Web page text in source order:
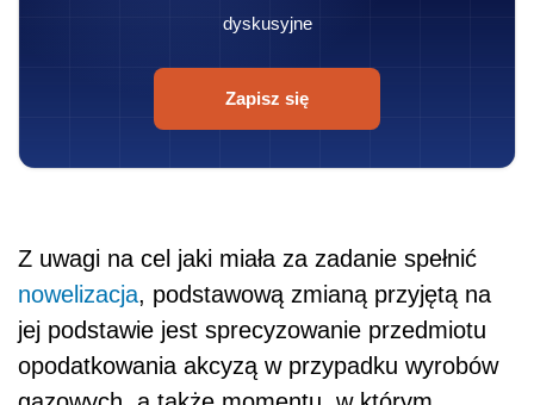
dyskusyjne
Zapisz się
Z uwagi na cel jaki miała za zadanie spełnić
nowelizacja, podstawową zmianą przyjętą na
jej podstawie jest sprecyzowanie przedmiotu
opodatkowania akcyzą w przypadku wyrobów